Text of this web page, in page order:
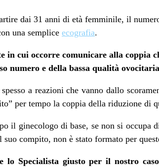
dai 31 anni di età femminile, il
una semplice ecografia.
in cui occorre comunicare alla coppia
numero e della bassa qualità
a reazioni che vanno dallo
per tempo la coppia della riduzione di
il ginecologo di base, se non si occupa
suo compito, non è stato formato per
lo Specialista giusto per il nostro